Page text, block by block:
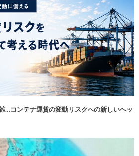
…コンテナ運賃の変動リスクへの新しいヘッ